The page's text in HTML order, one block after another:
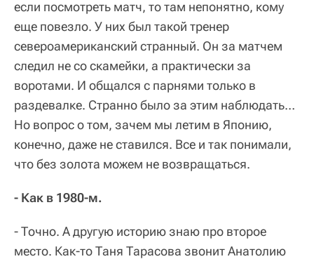
если посмотреть матч, то там непонятно, кому
еще повезло. У них был такой тренер
североамериканский странный. Он за матчем
следил не со скамейки, а практически за
воротами. И общался с парнями только в
раздевалке. Странно было за этим наблюдать…
Но вопрос о том, зачем мы летим в Японию,
конечно, даже не ставился. Все и так понимали,
что без золота можем не возвращаться.
- Как в 1980-м.
- Точно. А другую историю знаю про второе
место. Как-то Таня Тарасова звонит Анатолию